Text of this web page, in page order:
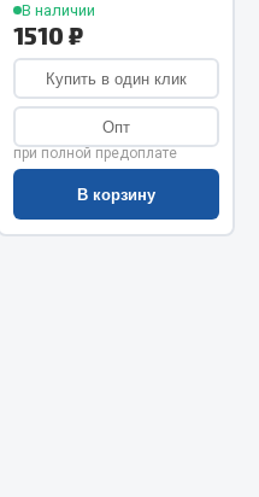
В наличии
1510 ₽
Купить в один клик
Опт
при полной предоплате
В корзину